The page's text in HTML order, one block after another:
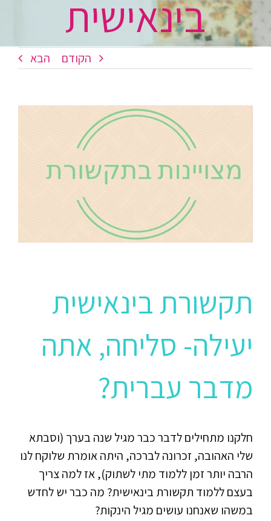
בינאישית
הקודם הבא
תקשורת בינאישית
יעילה- סליחה, אתה
מדבר עברית?
חלקנו מתחילים לדבר כבר מגיל שנה בערך (וסבתא
שלי האהובה, זכרונה לברכה, היתה אומרת שלוקח לנו
הרבה יותר זמן ללמוד מתי לשתוק), אז למה צריך
בעצם ללמוד תקשורת בינאישית? מה כבר יש לחדש
במשהו שאנחנו עושים מגיל הינקות?